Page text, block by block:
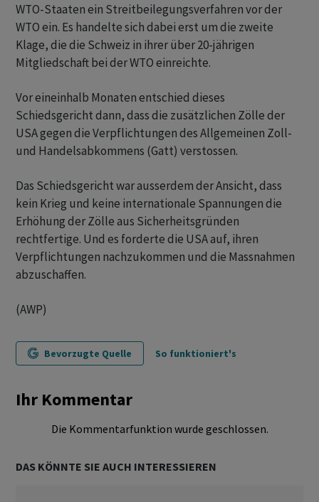
WTO-Staaten ein Streitbeilegungsverfahren vor der
WTO ein. Es handelte sich dabei erst um die zweite
Klage, die die Schweiz in ihrer über 20-jährigen
Mitgliedschaft bei der WTO einreichte.
Vor eineinhalb Monaten entschied dieses
Schiedsgericht dann, dass die zusätzlichen Zölle der
USA gegen die Verpflichtungen des Allgemeinen Zoll-
und Handelsabkommens (Gatt) verstossen.
Das Schiedsgericht war ausserdem der Ansicht, dass
kein Krieg und keine internationale Spannungen die
Erhöhung der Zölle aus Sicherheitsgründen
rechtfertige. Und es forderte die USA auf, ihren
Verpflichtungen nachzukommen und die Massnahmen
abzuschaffen.
(AWP)
Bevorzugte Quelle So funktioniert's
Ihr Kommentar
Die Kommentarfunktion wurde geschlossen.
DAS KÖNNTE SIE AUCH INTERESSIEREN